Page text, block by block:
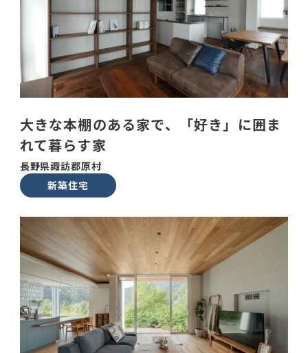
大きな本棚のある家で、「好き」に囲ま
れて暮らす家
長野県諏訪郡原村
新築住宅